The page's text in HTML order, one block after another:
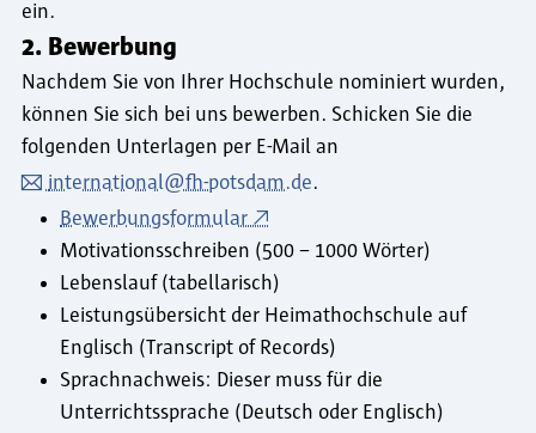
ein.
2. Bewerbung
Nachdem Sie von Ihrer Hochschule nominiert wurden,
können Sie sich bei uns bewerben. Schicken Sie die
folgenden Unterlagen per E-Mail an
international@fh-potsdam.de.
Bewerbungsformular
Motivationsschreiben (500 – 1000 Wörter)
Lebenslauf (tabellarisch)
Leistungsübersicht der Heimathochschule auf
Englisch (Transcript of Records)
Sprachnachweis: Dieser muss für die
Unterrichtssprache (Deutsch oder Englisch)